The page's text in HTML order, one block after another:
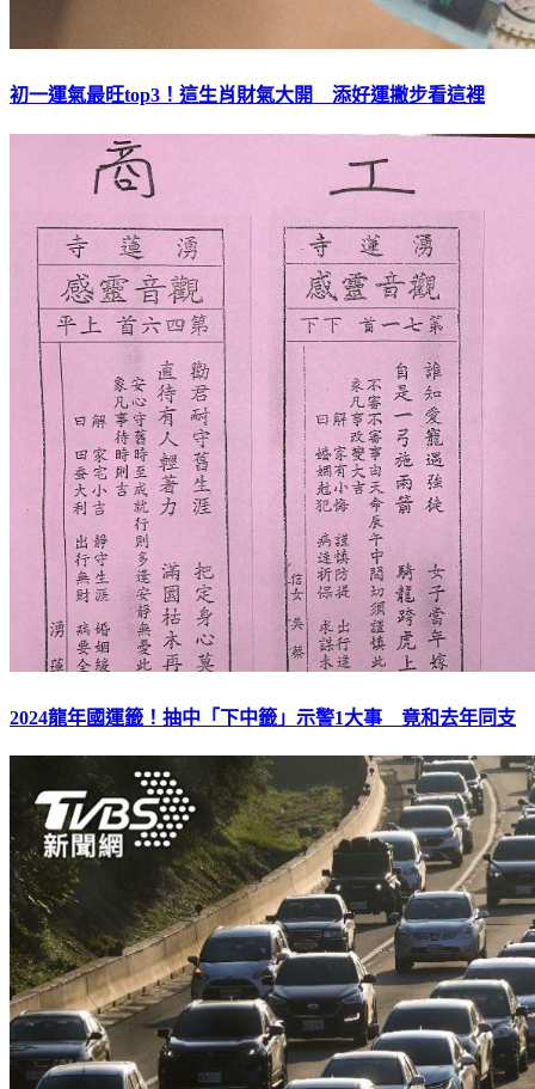
初一運氣最旺top3！這生肖財氣大開 添好運撇步看這裡
2024龍年國運籤！抽中「下中籤」示警1大事 竟和去年同支